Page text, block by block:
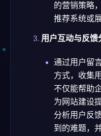
的营销策略
推荐系统或
用户互动与反馈
通过用户留
方式，收集
不仅能帮助
为网站建设
分析用户反
到的难题，